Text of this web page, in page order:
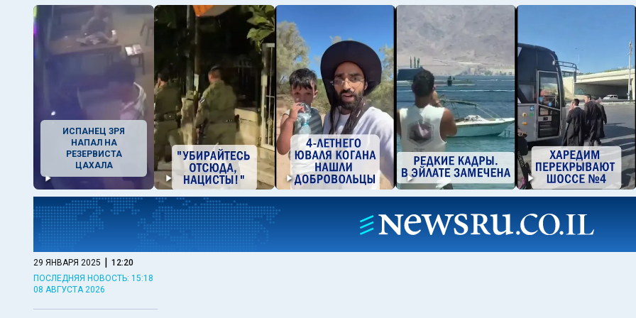
ИСПАНЕЦ ЗРЯ
НАПАЛ НА
РЕЗЕРВИСТА
ЦАХАЛА
29 ЯНВАРЯ 2025 | 12:20
ПОСЛЕДНЯЯ НОВОСТЬ: 15:18
08 АВГУСТА 2026